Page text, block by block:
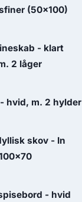
(50x100)
- klart
2 låger
hvid, m. 2 hylder
skov - In
spisebord - hvid